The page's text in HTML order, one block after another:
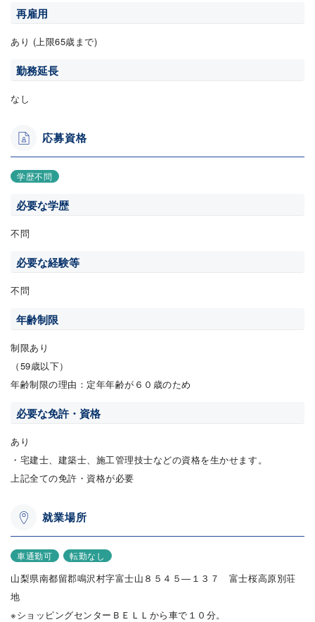
再雇用
あり (上限65歳まで)
勤務延長
なし
応募資格
学歴不問
必要な学歴
不問
必要な経験等
不問
年齢制限
制限あり
（59歳以下）
年齢制限の理由：定年年齢が６０歳のため
必要な免許・資格
あり
・宅建士、建築士、施工管理技士などの資格を生かせます。
上記全ての免許・資格が必要
就業場所
車通勤可 転勤なし
山梨県南都留郡鳴沢村字富士山８５４５―１３７ 富士桜高原別荘
地
※ショッピングセンターＢＥＬＬから車で１０分。